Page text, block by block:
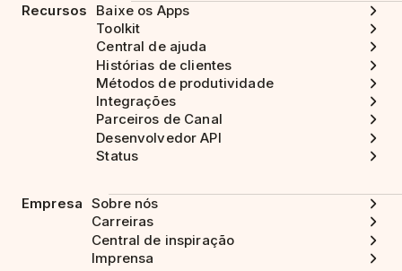
Recursos
Baixe os Apps
Toolkit
Central de ajuda
Histórias de clientes
Métodos de produtividade
Integrações
Parceiros de Canal
Desenvolvedor API
Status
Empresa Sobre nós
Carreiras
Central de inspiração
Imprensa